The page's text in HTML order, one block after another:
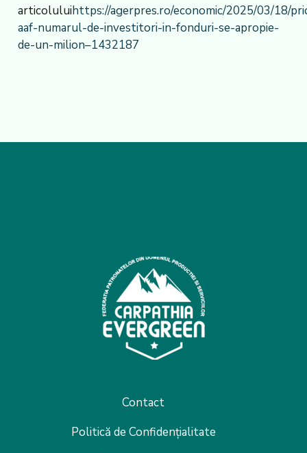
articoluluihttps://agerpres.ro/economic/2025/03/18/
aaf-numarul-de-investitori-in-fonduri-se-apropie-
de-un-milion–1432187
Contact
Politică de Confidențialitate